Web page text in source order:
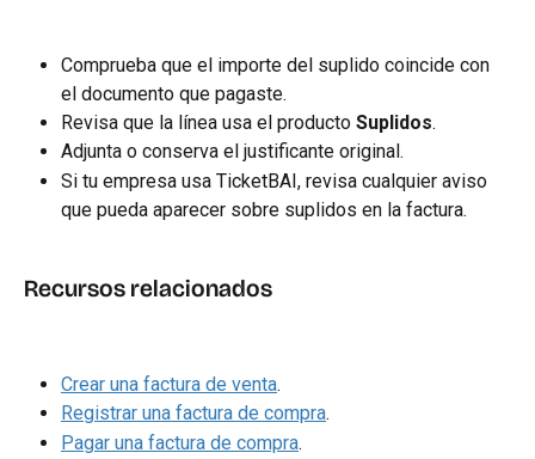
Comprueba que el importe del suplido coincide con
el documento que pagaste.
Revisa que la línea usa el producto Suplidos.
Adjunta o conserva el justificante original.
Si tu empresa usa TicketBAI, revisa cualquier aviso
que pueda aparecer sobre suplidos en la factura.
Recursos relacionados
Crear una factura de venta.
Registrar una factura de compra.
Pagar una factura de compra.